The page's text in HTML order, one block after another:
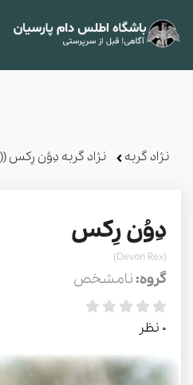
نژاد گربه نژاد گربه دِوُن رِکس ((Devon Rex)) عکس و ویدیو
دِوُن رِکس
(Devon Rex)
گروه:نامشخص
0 نظر